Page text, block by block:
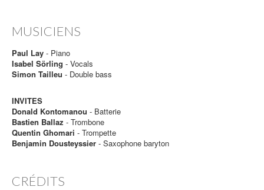
MUSICIENS
Paul Lay - Piano
Isabel Sörling - Vocals
Simon Tailleu - Double bass
INVITES
Donald Kontomanou - Batterie
Bastien Ballaz - Trombone
Quentin Ghomari - Trompette
Benjamin Dousteyssier - Saxophone baryton
CRÉDITS